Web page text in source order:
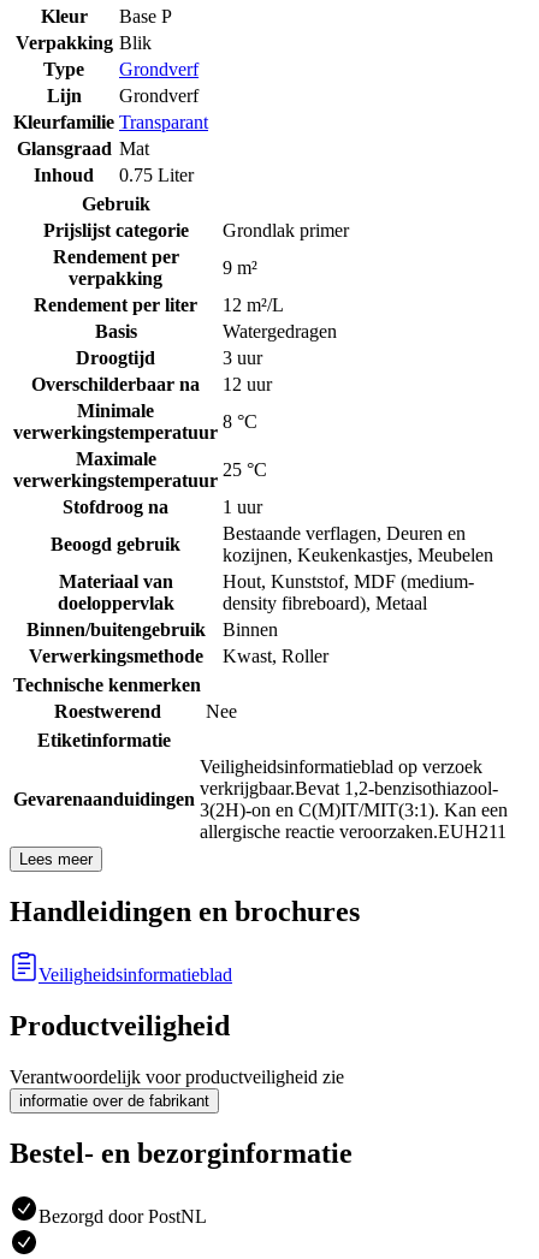
Kleur
Base P
Verpakking Blik
Type
Grondverf
Lijn
Grondverf
Kleurfamilie Transparant
Glansgraad Mat
Inhoud
0.75 Liter
Gebruik
Prijslijst categorie
Grondlak primer
Rendement per
verpakking
9 m²
Rendement per liter
12 m²/L
Basis
Watergedragen
Droogtijd
3 uur
Overschilderbaar na
12 uur
Minimale
verwerkingstemperatuur
8 °C
Maximale
verwerkingstemperatuur
25 °C
Stofdroog na
1 uur
Beoogd gebruik
Bestaande verflagen, Deuren en
kozijnen, Keukenkastjes, Meubelen
Materiaal van
doeloppervlak
Hout, Kunststof, MDF (medium-
density fibreboard), Metaal
Binnen/buitengebruik
Binnen
Verwerkingsmethode
Kwast, Roller
Technische kenmerken
Roestwerend
Nee
Etiketinformatie
Gevarenaanduidingen
Veiligheidsinformatieblad op verzoek
verkrijgbaar.Bevat 1,2-benzisothiazool-
3(2H)-on en C(M)IT/MIT(3:1). Kan een
allergische reactie veroorzaken.EUH211
Lees meer
Handleidingen en brochures
Veiligheidsinformatieblad
Productveiligheid
Verantwoordelijk voor productveiligheid zie
informatie over de fabrikant
Bestel- en bezorginformatie
Bezorgd door PostNL